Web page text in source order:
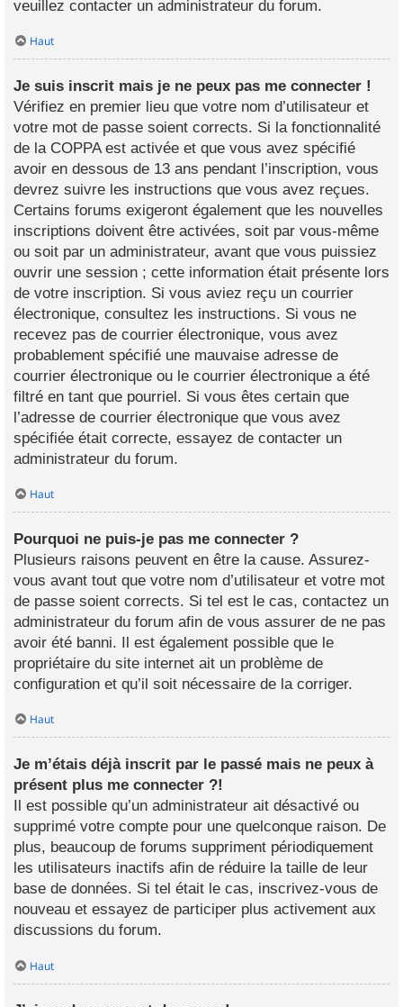
veuillez contacter un administrateur du forum.
Haut
Je suis inscrit mais je ne peux pas me connecter !
Vérifiez en premier lieu que votre nom d’utilisateur et
votre mot de passe soient corrects. Si la fonctionnalité
de la COPPA est activée et que vous avez spécifié
avoir en dessous de 13 ans pendant l’inscription, vous
devrez suivre les instructions que vous avez reçues.
Certains forums exigeront également que les nouvelles
inscriptions doivent être activées, soit par vous-même
ou soit par un administrateur, avant que vous puissiez
ouvrir une session ; cette information était présente lors
de votre inscription. Si vous aviez reçu un courrier
électronique, consultez les instructions. Si vous ne
recevez pas de courrier électronique, vous avez
probablement spécifié une mauvaise adresse de
courrier électronique ou le courrier électronique a été
filtré en tant que pourriel. Si vous êtes certain que
l’adresse de courrier électronique que vous avez
spécifiée était correcte, essayez de contacter un
administrateur du forum.
Haut
Pourquoi ne puis-je pas me connecter ?
Plusieurs raisons peuvent en être la cause. Assurez-
vous avant tout que votre nom d’utilisateur et votre mot
de passe soient corrects. Si tel est le cas, contactez un
administrateur du forum afin de vous assurer de ne pas
avoir été banni. Il est également possible que le
propriétaire du site internet ait un problème de
configuration et qu’il soit nécessaire de la corriger.
Haut
Je m’étais déjà inscrit par le passé mais ne peux à
présent plus me connecter ?!
Il est possible qu’un administrateur ait désactivé ou
supprimé votre compte pour une quelconque raison. De
plus, beaucoup de forums suppriment périodiquement
les utilisateurs inactifs afin de réduire la taille de leur
base de données. Si tel était le cas, inscrivez-vous de
nouveau et essayez de participer plus activement aux
discussions du forum.
Haut